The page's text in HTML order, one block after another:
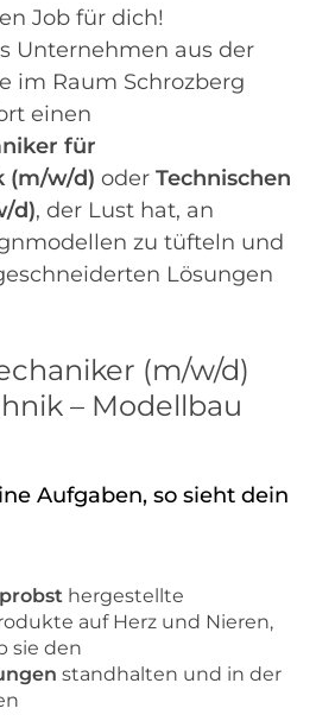
Job für dich!
Unternehmen aus der
im Raum Schrozberg
einen
für
(m/w/d) oder Technischen
d), der Lust hat, an
zu tüfteln und
Lösungen
(m/w/d)
– Modellbau
Aufgaben, so sieht dein
hergestellte
auf Herz und Nieren,
sie den
standhalten und in der